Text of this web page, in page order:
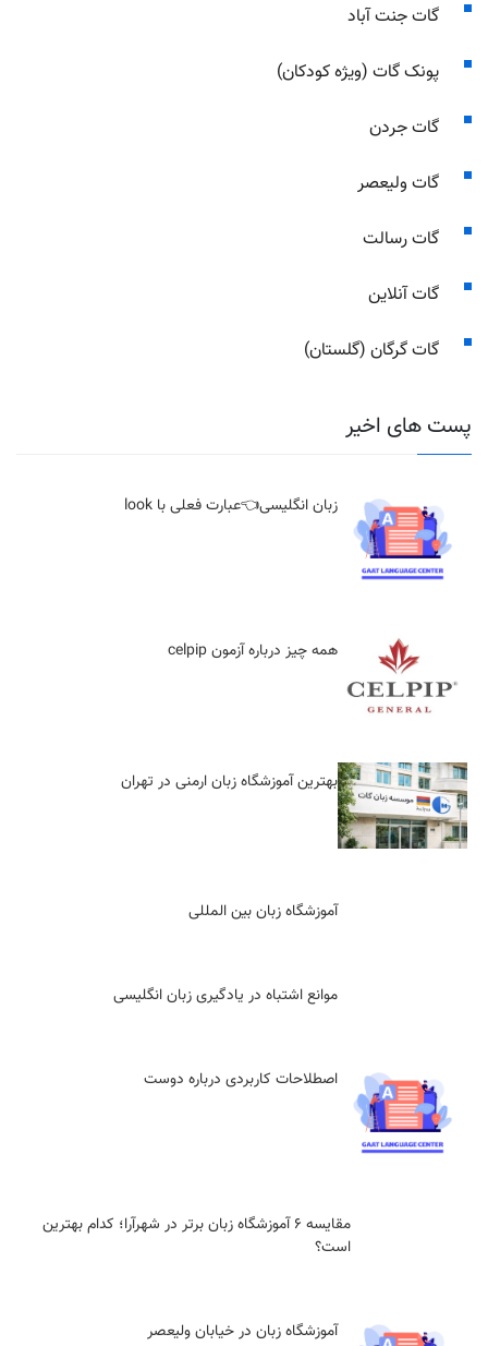
گات جنت آباد
پونک گات (ویژه کودکان)
گات جردن
گات ولیعصر
گات رسالت
گات آنلاین
گات گرگان (گلستان)
پست های اخیر
زبان انگلیسی👈عبارت فعلی با look
همه چیز درباره آزمون celpip
بهترین آموزشگاه زبان ارمنی در تهران
آموزشگاه زبان بین المللی
موانع اشتباه در یادگیری زبان انگلیسی
اصطلاحات کاربردی درباره دوست
مقایسه ۶ آموزشگاه زبان برتر در شهرآرا؛ کدام بهترین
است؟
آموزشگاه زبان در خیابان ولیعصر